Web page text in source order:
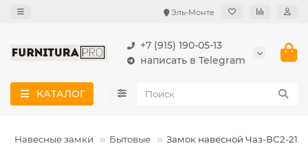
Эль-Монте
+7 (915) 190-05-13
написать в Telegram
КАТАЛОГ
Навесные замки Бытовые Замок навесной Чаз-ВС2-21